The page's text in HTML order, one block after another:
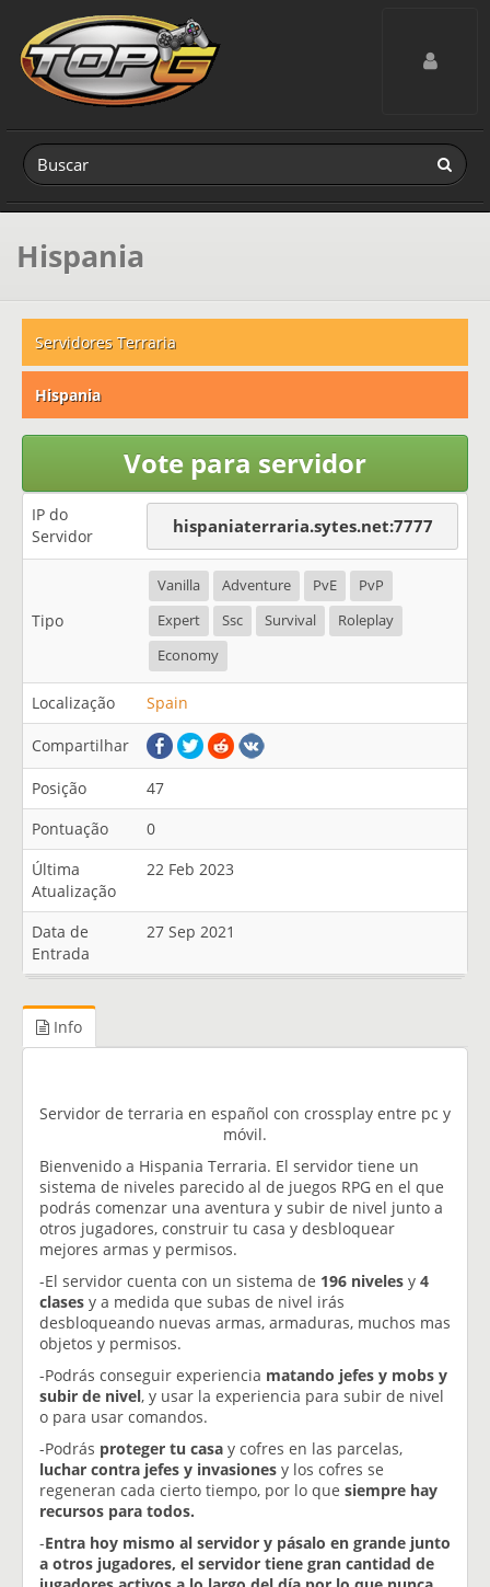
Toggle
Hispania
Servidores Terraria
Hispania
Vote para servidor
IP do
Servidor
hispaniaterraria.sytes.net:7777
Tipo
Vanilla Adventure PvE
PvP
Expert
Ssc Survival
Roleplay
Economy
Localização Spain
Compartilhar
Posição
47
Pontuação
0
Última
Atualização
22 Feb 2023
Data de
Entrada
27 Sep 2021
Info
Servidor de terraria en español con crossplay entre pc y
móvil.
Bienvenido a Hispania Terraria. El servidor tiene un
sistema de niveles parecido al de juegos RPG en el que
podrás comenzar una aventura y subir de nivel junto a
otros jugadores, construir tu casa y desbloquear
mejores armas y permisos.
-El servidor cuenta con un sistema de 196 niveles y 4
clases y a medida que subas de nivel irás
desbloqueando nuevas armas, armaduras, muchos mas
objetos y permisos.
-Podrás conseguir experiencia matando jefes y mobs y
subir de nivel, y usar la experiencia para subir de nivel
o para usar comandos.
-Podrás proteger tu casa y cofres en las parcelas,
luchar contra jefes y invasiones y los cofres se
regeneran cada cierto tiempo, por lo que siempre hay
recursos para todos.
-Entra hoy mismo al servidor y pásalo en grande junto
a otros jugadores, el servidor tiene gran cantidad de